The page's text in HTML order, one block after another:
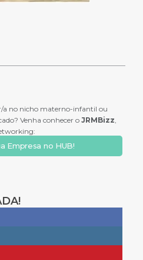
a no nicho materno-infantil ou
Venha conhecer o JRMBizz
Empresa no HUB!